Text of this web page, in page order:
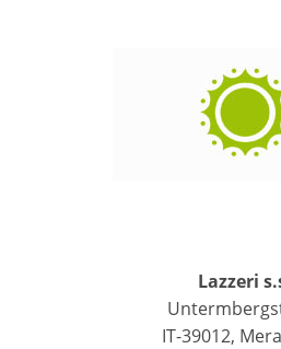
Lazzeri
IT-39012,